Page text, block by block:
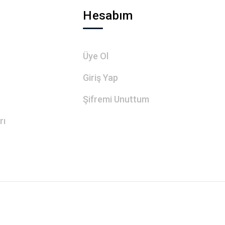
Hesabım
Üye Ol
Giriş Yap
Şifremi Unuttum